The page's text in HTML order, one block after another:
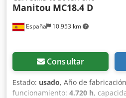
España 10.953 km
Manitou MC18.4 D
Consultar
Estado: usado, Año de
funcionamiento: 4.720 h,